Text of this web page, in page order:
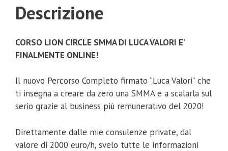
Descrizione
CORSO LION CIRCLE SMMA DI LUCA VALORI E’
FINALMENTE ONLINE!
Il nuovo Percorso Completo firmato “Luca Valori” che
ti insegna a creare da zero una SMMA e a scalarla sul
serio grazie al business più remunerativo del 2020!
Direttamente dalle mie consulenze private, dal
valore di 2000 euro/h, svelo tutte le informazioni